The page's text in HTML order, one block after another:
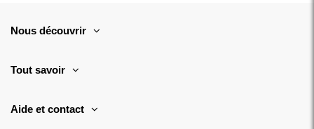
Nous découvrir
Tout savoir
Aide et contact